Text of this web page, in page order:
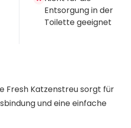
Entsorgung in der
Toilette geeignet
Fresh Katzenstreu sorgt für
und eine einfache